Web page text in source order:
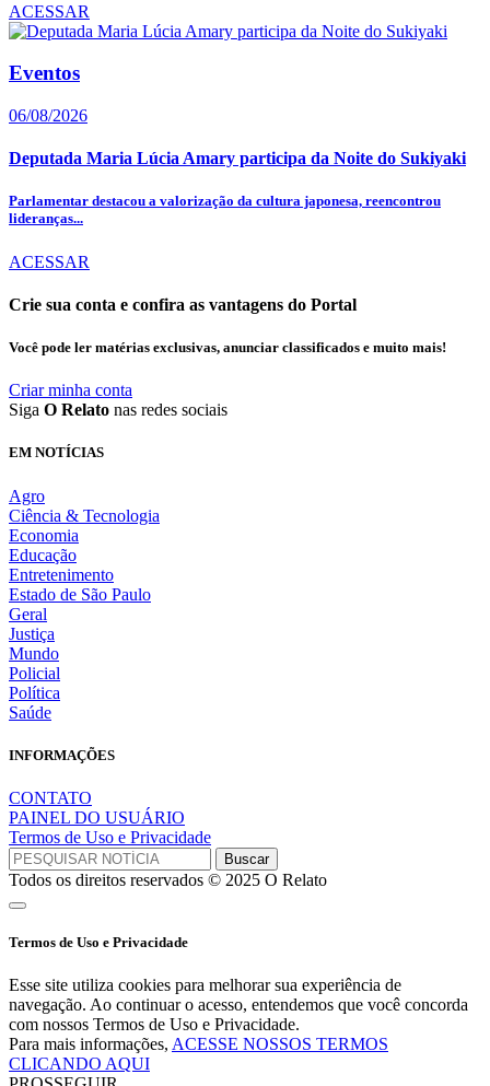
ACESSAR
Eventos
06/08/2026
Deputada Maria Lúcia Amary participa da Noite do Sukiyaki
Parlamentar destacou a valorização da cultura japonesa, reencontrou
lideranças...
ACESSAR
Crie sua conta e confira as vantagens do Portal
Você pode ler matérias exclusivas, anunciar classificados e muito mais!
Criar minha conta
Siga O Relato nas redes sociais
EM NOTÍCIAS
Agro
Ciência & Tecnologia
Economia
Educação
Entretenimento
Estado de São Paulo
Geral
Justiça
Mundo
Policial
Política
Saúde
INFORMAÇÕES
CONTATO
PAINEL DO USUÁRIO
Termos de Uso e Privacidade
Todos os direitos reservados © 2025 O Relato
Termos de Uso e Privacidade
Esse site utiliza cookies para melhorar sua experiência de
navegação. Ao continuar o acesso, entendemos que você concorda
com nossos Termos de Uso e Privacidade.
Para mais informações, ACESSE NOSSOS TERMOS
CLICANDO AQUI